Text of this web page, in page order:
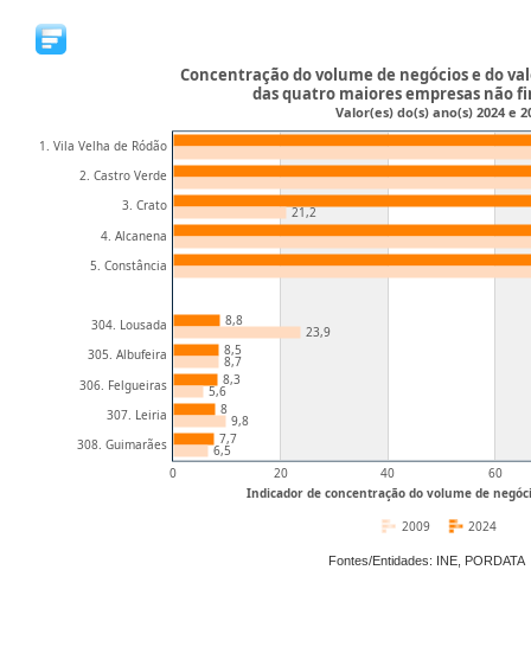
Indicador de concentração do volume de
0 20 40 60
1. Vila Velha de Ródão
2. Castro Verde
3. Crato
4. Alcanena
5. Constância
304. Lousada
305. Albufeira
306. Felgueiras
307. Leiria
308. Guimarães
8,8
8,5
8,3
8
7,7
21,2
23,9
8,7
5,6
9,8
6,5
Concentração do volume de negócios e do
das quatro maiores empresas não
Valor(es) do(s) ano(s) 2024 e
2024
2009
Fontes/Entidades: INE, PORDATA